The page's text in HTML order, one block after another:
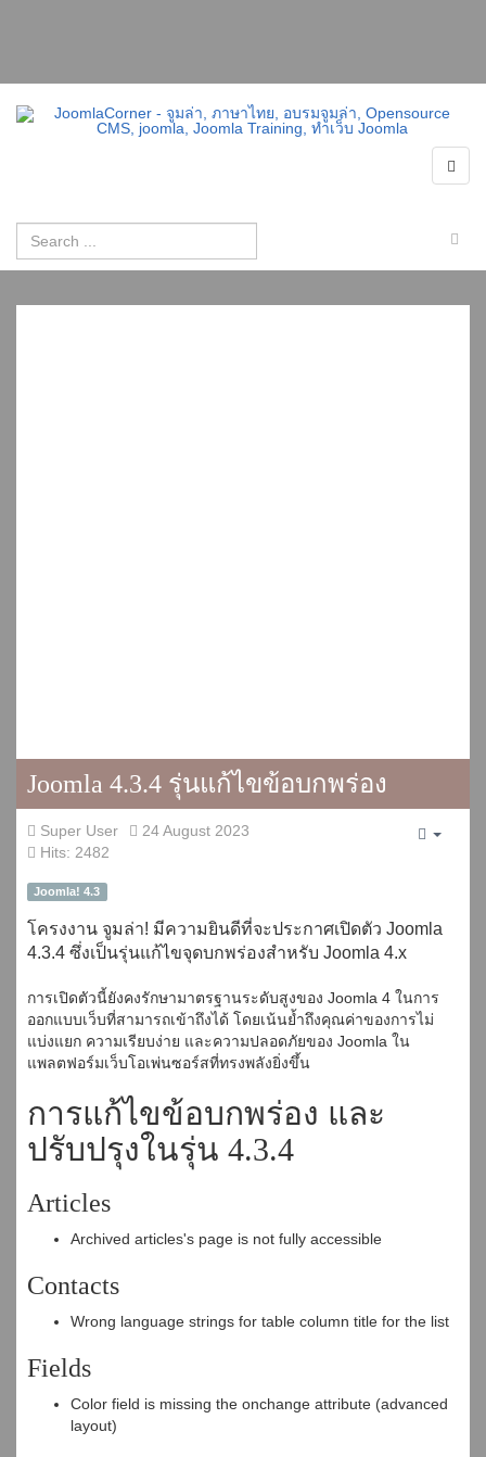
Joomla 4.3.4 รุ่นแก้ไขข้อบกพร่อง
Super User
24 August 2023
Hits: 2482
Joomla! 4.3
โครงงาน จูมล่า! มีความยินดีที่จะประกาศเปิดตัว Joomla
4.3.4 ซึ่งเป็นรุ่นแก้ไขจุดบกพร่องสำหรับ Joomla 4.x
การเปิดตัวนี้ยังคงรักษามาตรฐานระดับสูงของ Joomla 4 ในการ
ออกแบบเว็บที่สามารถเข้าถึงได้ โดยเน้นย้ำถึงคุณค่าของการไม่
แบ่งแยก ความเรียบง่าย และความปลอดภัยของ Joomla ใน
แพลตฟอร์มเว็บโอเพ่นซอร์สที่ทรงพลังยิ่งขึ้น
การแก้ไขข้อบกพร่อง และ
ปรับปรุงในรุ่น 4.3.4
Articles
Archived articles's page is not fully accessible
Contacts
Wrong language strings for table column title for the list
Fields
Color field is missing the onchange attribute (advanced
layout)